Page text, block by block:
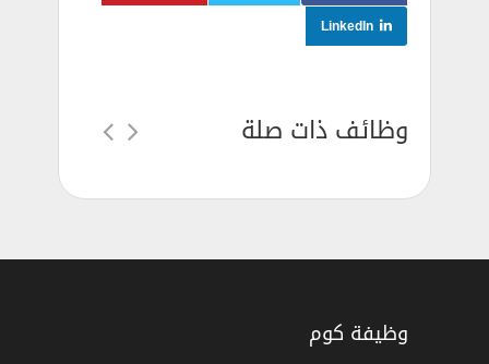
LinkedIn
وظائف ذات صلة
وظيفة كوم